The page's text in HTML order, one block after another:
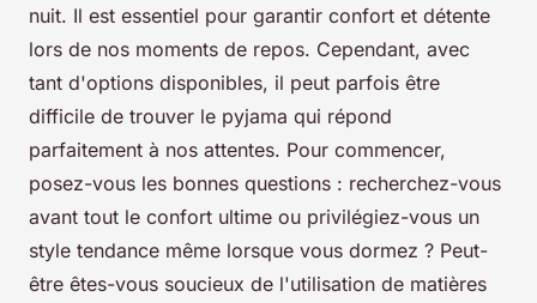
nuit. Il est essentiel pour garantir confort et détente
lors de nos moments de repos. Cependant, avec
tant d'options disponibles, il peut parfois être
difficile de trouver le pyjama qui répond
parfaitement à nos attentes. Pour commencer,
posez-vous les bonnes questions : recherchez-vous
avant tout le confort ultime ou privilégiez-vous un
style tendance même lorsque vous dormez ? Peut-
être êtes-vous soucieux de l'utilisation de matières